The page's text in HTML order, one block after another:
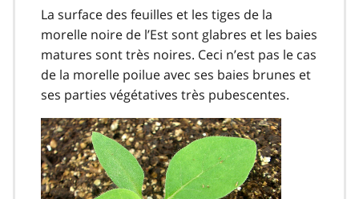
La surface des feuilles et les tiges de la
morelle noire de l’Est sont glabres et les baies
matures sont très noires. Ceci n’est pas le cas
de la morelle poilue avec ses baies brunes et
ses parties végétatives très pubescentes.